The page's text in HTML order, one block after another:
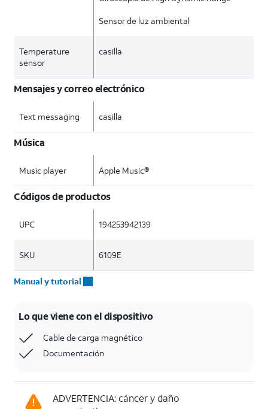
Sensor de luz ambiental
Temperature
sensor
casilla
Mensajes y correo electrónico
Text messaging casilla
Música
Music player Apple Music®
Códigos de productos
UPC 194253942139
SKU 6109E
Manual y tutorial
Lo que viene con el dispositivo
Cable de carga magnético
Documentación
ADVERTENCIA: cáncer y daño